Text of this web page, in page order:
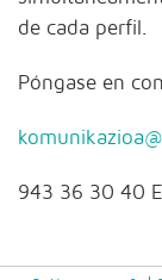
de cada perfil.
Póngase en
943 36 30 40